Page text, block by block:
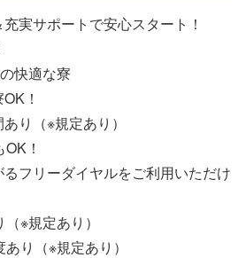
充実サポートで安心スタート！
快適な寮
！
り（※規定あり）
！
るフリーダイヤルをご利用いただけ
※規定あり）
り（※規定あり）